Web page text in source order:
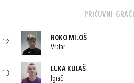
PRIČUVNI IGRAČI
12
ROKO MILOŠ
Vratar
13
LUKA KULAŠ
Igrač